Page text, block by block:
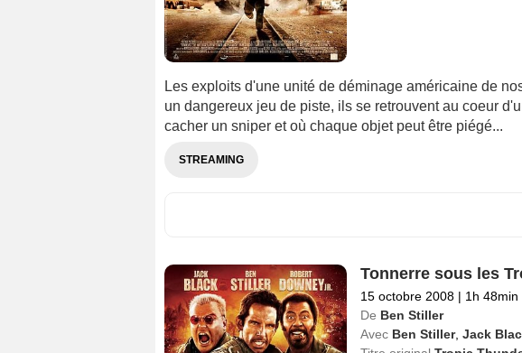
Les exploits d'une unité de déminage américaine de
un dangereux jeu de piste, ils se retrouvent au coeur
cacher un sniper et où chaque objet peut être piégé...
STREAMING
Tonnerre sous les
15 octobre 2008 | 1h 48min
De Ben Stiller
Avec Ben Stiller, Jack